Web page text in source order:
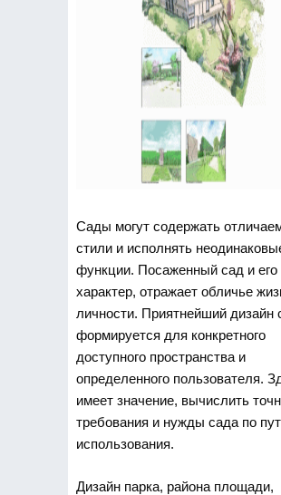
Сады могут содержать
стили и исполнять
функции. Посаженный сад и его
характер, отражает обличье
личности. Приятнейший дизайн
формируется для конкретного
доступного пространства и
определенного пользователя.
имеет значение, вычислить
требования и нужды сада по
использования.
Дизайн парка, района площади,